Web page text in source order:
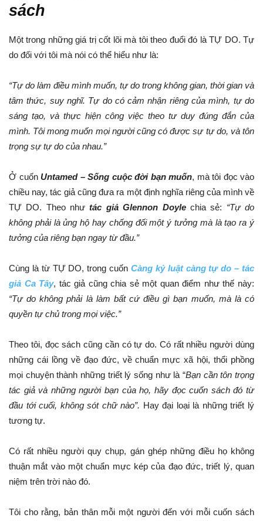
sách
Một trong những giá trị cốt lõi mà tôi theo đuổi đó là TỰ DO. Tự
do đối với tôi mà nói có thể hiểu như là:
“Tự do làm điều mình muốn, tự do trong không gian, thời gian và
tâm thức, suy nghĩ. Tự do có cảm nhận riêng của mình, tự do
sáng tạo, và thực hiện công việc theo tư duy đúng đắn của
mình. Tôi mong muốn mọi người cũng có được sự tự do, và tôn
trọng sự tự do của nhau.”
Ở cuốn Untamed – Sống cuộc đời bạn muốn, mà tôi đọc vào
chiều nay, tác giả cũng đưa ra một định nghĩa riêng của mình về
TỰ DO. Theo nhưtác giả Glennon Doylechia sẻ: “Tự do
không phải là ủng hộ hay chống đối một ý tưởng mà là tạo ra ý
tưởng của riêng bạn ngay từ đầu.”
Cùng là từ TỰ DO, trong cuốn Càng kỷ luật càng tự do – tác
giả Ca Tây, tác giả cũng chia sẻ một quan điểm như thế này:
“Tự do không phải là làm bất cứ điều gì bạn muốn, mà là có
quyền tự chủ trong mọi việc.”
Theo tôi, đọc sách cũng cần có tự do. Có rất nhiều người dùng
những cái lồng về đạo đức, về chuẩn mực xã hội, thổi phồng
mọi chuyện thành những triết lý sống như là “Bạn cần tôn trọng
tác giả và những người bạn của họ, hãy đọc cuốn sách đó từ
đầu tới cuối, không sót chữ nào”. Hay đại loại là những triết lý
tương tự.
Có rất nhiều người quy chụp, gán ghép những điều họ không
thuận mắt vào một chuẩn mực kép của đạo đức, triết lý, quan
niệm trên trời nào đó.
Tôi cho rằng, bản thân mỗi một người đến với mỗi cuốn sách